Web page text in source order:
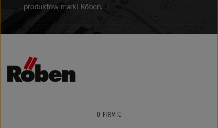
produktów marki Röben.
O FIRMIE